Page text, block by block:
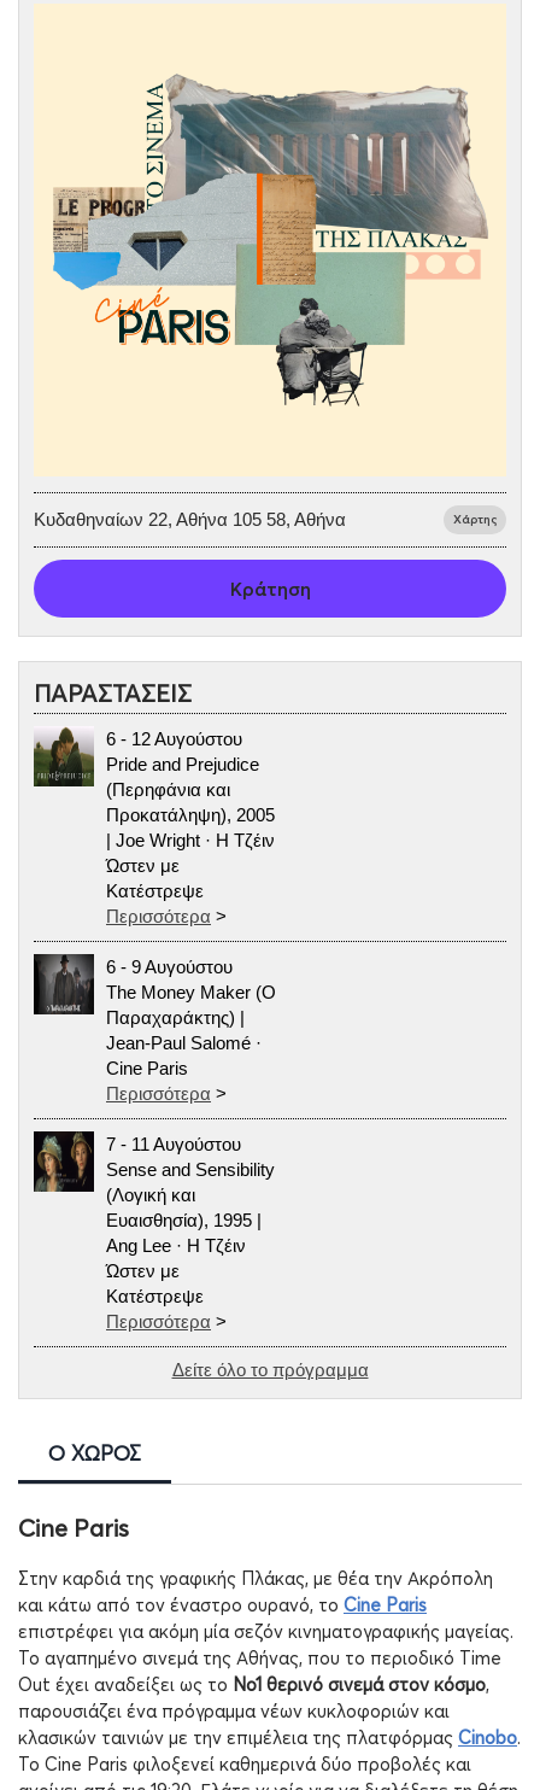
Κυδαθηναίων 22, Αθήνα 105 58, Αθήνα Χάρτης
Κράτηση
ΠΑΡΑΣΤΑΣΕΙΣ
6 - 12 Αυγούστου
Pride and Prejudice
(Περηφάνια και
Προκατάληψη), 2005
| Joe Wright · Η Τζέιν
Ώστεν με
Κατέστρεψε
Περισσότερα >
6 - 9 Αυγούστου
The Money Maker (Ο
Παραχαράκτης) |
Jean-Paul Salomé ·
Cine Paris
Περισσότερα >
7 - 11 Αυγούστου
Sense and Sensibility
(Λογική και
Ευαισθησία), 1995 |
Ang Lee · Η Τζέιν
Ώστεν με
Κατέστρεψε
Περισσότερα >
Δείτε όλο το πρόγραμμα
Ο ΧΩΡΟΣ
Cine Paris
Στην καρδιά της γραφικής Πλάκας, με θέα την Ακρόπολη
και κάτω από τον έναστρο ουρανό, το Cine Paris
επιστρέφει για ακόμη μία σεζόν κινηματογραφικής μαγείας.
Το αγαπημένο σινεμά της Αθήνας, που το περιοδικό Time
Out έχει αναδείξει ως το Νο1 θερινό σινεμά στον κόσμο,
παρουσιάζει ένα πρόγραμμα νέων κυκλοφοριών και
κλασικών ταινιών με την επιμέλεια της πλατφόρμας Cinobo.
Το Cine Paris φιλοξενεί καθημερινά δύο προβολές και